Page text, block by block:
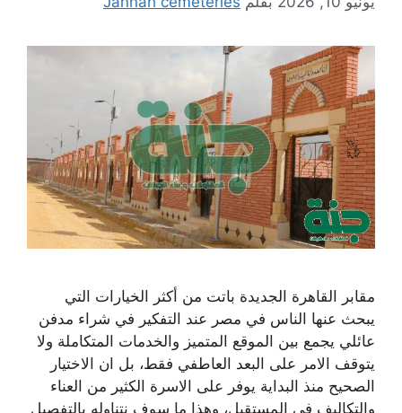
مقابر القاهرة الجديدة باتت من أكثر الخيارات التي
يبحث عنها الناس في مصر عند التفكير في شراء مدفن
عائلي يجمع بين الموقع المتميز والخدمات المتكاملة ولا
يتوقف الامر على البعد العاطفي فقط، بل ان الاختيار
الصحيح منذ البداية يوفر على الاسرة الكثير من العناء
والتكاليف في المستقبل، وهذا ما سوف نتناوله بالتفصيل